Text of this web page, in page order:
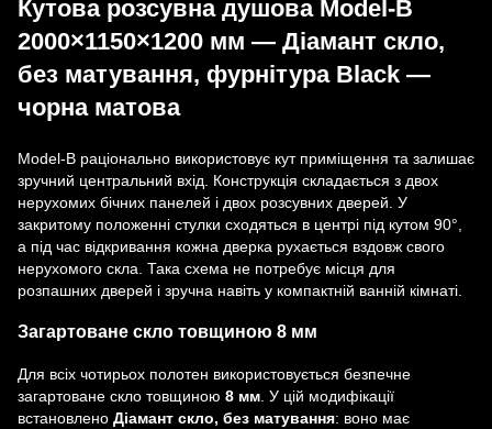
Кутова розсувна душова Model-B
2000×1150×1200 мм — Діамант скло,
без матування, фурнітура Black —
чорна матова
Model-B раціонально використовує кут приміщення та залишає
зручний центральний вхід. Конструкція складається з двох
нерухомих бічних панелей і двох розсувних дверей. У
закритому положенні стулки сходяться в центрі під кутом 90°,
а під час відкривання кожна дверка рухається вздовж свого
нерухомого скла. Така схема не потребує місця для
розпашних дверей і зручна навіть у компактній ванній кімнаті.
Загартоване скло товщиною 8 мм
Для всіх чотирьох полотен використовується безпечне
загартоване скло товщиною 8 мм . У цій модифікації
встановлено Діамант скло, без матування: воно має